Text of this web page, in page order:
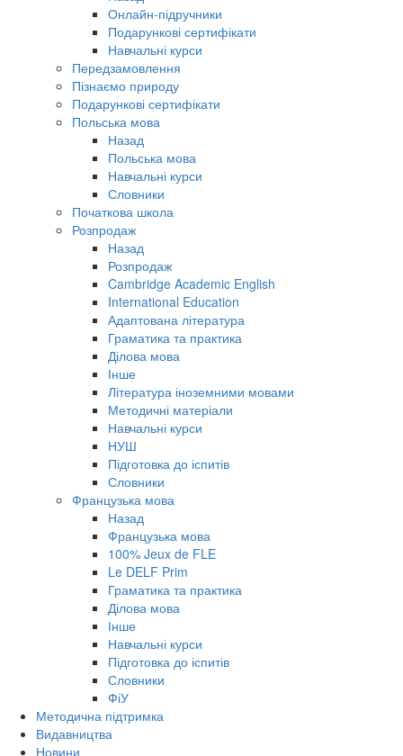
Онлайн-підручники
Подарункові сертифікати
Навчальні курси
Передзамовлення
Пізнаємо природу
Подарункові сертифікати
Польська мова
Назад
Польська мова
Навчальні курси
Словники
Початкова школа
Розпродаж
Назад
Розпродаж
Cambridge Academic English
International Education
Адаптована література
Граматика та практика
Ділова мова
Інше
Література іноземними мовами
Методичні матеріали
Навчальні курси
НУШ
Підготовка до іспитів
Словники
Французька мова
Назад
Французька мова
100% Jeux de FLE
Le DELF Prim
Граматика та практика
Ділова мова
Інше
Навчальні курси
Підготовка до іспитів
Словники
ФіУ
Методична підтримка
Видавництва
Новини